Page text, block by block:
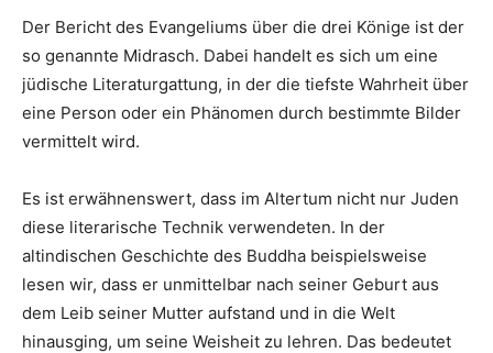
Der Bericht des Evangeliums über die drei Könige ist der
so genannte Midrasch. Dabei handelt es sich um eine
jüdische Literaturgattung, in der die tiefste Wahrheit über
eine Person oder ein Phänomen durch bestimmte Bilder
vermittelt wird.
Es ist erwähnenswert, dass im Altertum nicht nur Juden
diese literarische Technik verwendeten. In der
altindischen Geschichte des Buddha beispielsweise
lesen wir, dass er unmittelbar nach seiner Geburt aus
dem Leib seiner Mutter aufstand und in die Welt
hinausging, um seine Weisheit zu lehren. Das bedeutet